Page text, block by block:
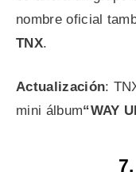
nombre oficial
TNX.
Actualización:
mini álbum“WAY